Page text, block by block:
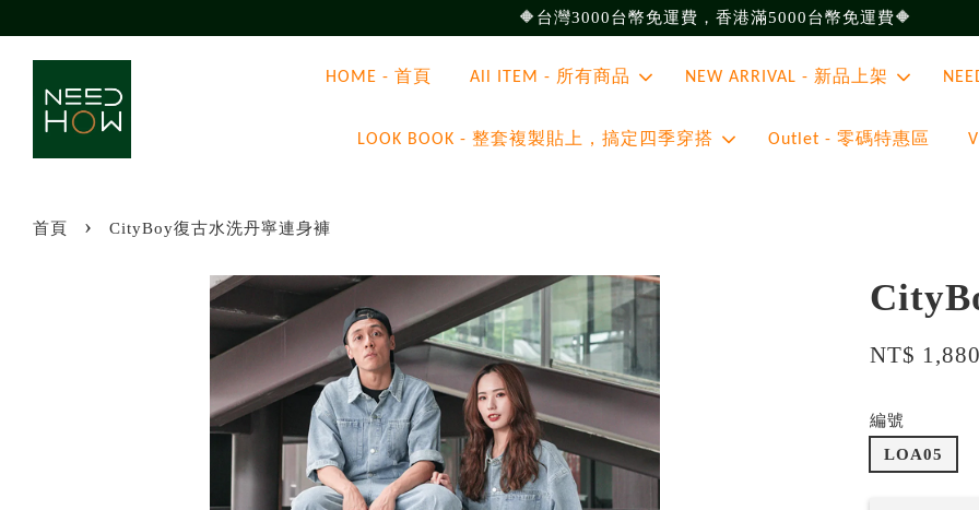
🔶台灣3000台幣免運費，香港滿5000台幣免運費🔶
HOME - 首頁 All ITEM - 所有商品 NEW ARRIVAL - 新品上架
LOOK BOOK - 整套複製貼上，搞定四季穿搭 Outlet - 零碼特惠區
首頁 › CityBoy復古水洗丹寧連身褲
NT$
編號
LOA05